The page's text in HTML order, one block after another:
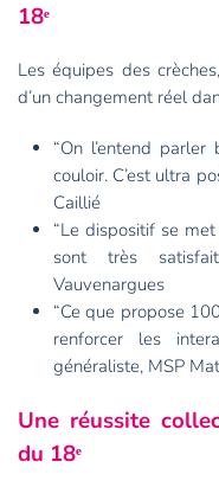
18ᵉ
Les équipes des
d’un changement réel
“On l’entend
couloir. C’est ultra
Caillié
“Le dispositif se
sont très
Vauvenargues
“Ce que propose
renforcer les
généraliste, MSP
Une réussite
du 18ᵉ